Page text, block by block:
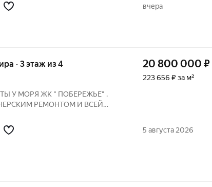
вчера
· 3 этаж из 4
У МОРЯ ЖК " ПОБЕРЕЖЬЕ" .
РЕМОНТОМ И ВСЕЙ
, ВИДЕОНАБЛЮДЕНИЕ, СВОЕ
ДЕТСКАЯ ПЛОЩАДКА
20 800 000 ₽
223 656 ₽ за м²
5 августа 2026